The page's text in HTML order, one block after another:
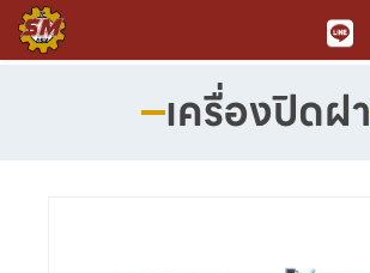
เครื่องปิดฝา